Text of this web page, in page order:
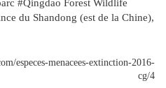
#Qingdao Forest Wildlife
du Shandong (est de la Chine),
especes-menacees-extinction-2016-
cg/4